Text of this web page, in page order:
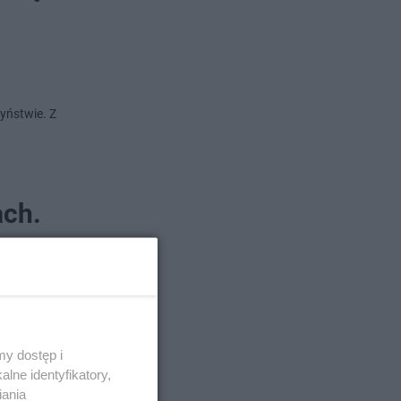
Z
dostęp i
identyfikatory,